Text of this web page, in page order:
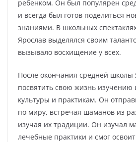
ребенком. Он был популярен
и всегда был готов поделиться
знаниями. В школьных
Ярослав выделялся своим
вызывало восхищение у всех.
После окончания средней
посвятить свою жизнь изучению
культуры и практикам. Он
по миру, встречая шаманов из
изучая их традиции. Он изучал
лечебные практики и смог